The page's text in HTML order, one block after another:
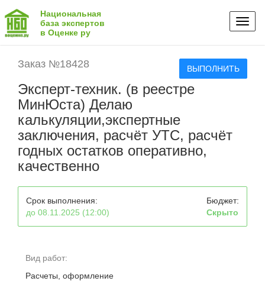
Национальная
база экспертов
в Оценке ру
Заказ №18428 ВЫПОЛНИТЬ
Эксперт-техник. (в реестре
МинЮста) Делаю
калькуляции,экспертные
заключения, расчёт УТС, расчёт
годных остатков оперативно,
качественно
Срок выполнения:
до 08.11.2025 (12:00)
Бюджет:
Скрыто
Вид работ:
Расчеты, оформление